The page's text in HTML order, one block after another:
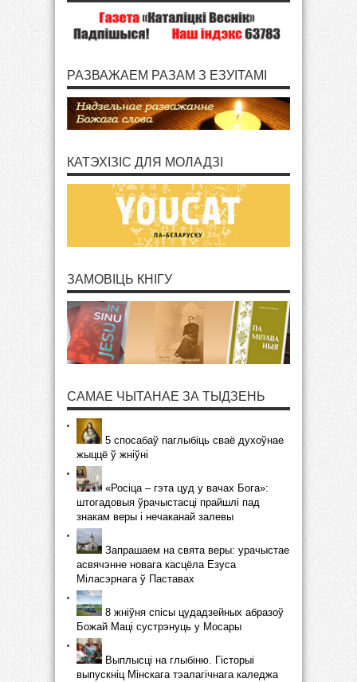
РАЗВАЖАЕМ РАЗАМ З ЕЗУІТАМІ
КАТЭХІЗІС ДЛЯ МОЛАДЗІ
ЗАМОВІЦЬ КНІГУ
САМАЕ ЧЫТАНАЕ ЗА ТЫДЗЕНЬ
5 спосабаў паглыбіць сваё духоўнае
жыццё ў жніўні
«Росіца – гэта цуд у вачах Бога»:
штогадовыя ўрачыстасці прайшлі пад
знакам веры і нечаканай залевы
Запрашаем на свята веры: урачыстае
асвячэнне новага касцёла Езуса
Міласэрнага ў Паставах
8 жніўня спісы цудадзейных абразоў
Божай Маці сустрэнуць у Мосары
Выплысці на глыбіню. Гісторыі
выпускніц Мінскага тэалагічнага каледжа